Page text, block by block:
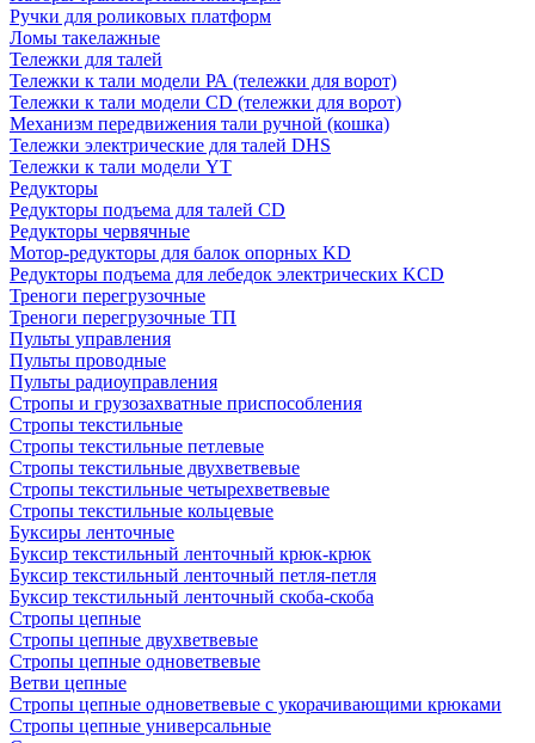
Ручки для роликовых платформ
Ломы такелажные
Тележки для талей
Тележки к тали модели РА (тележки для ворот)
Тележки к тали модели CD (тележки для ворот)
Механизм передвижения тали ручной (кошка)
Тележки электрические для талей DHS
Тележки к тали модели YT
Редукторы
Редукторы подъема для талей CD
Редукторы червячные
Мотор-редукторы для балок опорных KD
Редукторы подъема для лебедок электрических KCD
Треноги перегрузочные
Треноги перегрузочные ТП
Пульты управления
Пульты проводные
Пульты радиоуправления
Стропы и грузозахватные приспособления
Стропы текстильные
Стропы текстильные петлевые
Стропы текстильные двухветвевые
Стропы текстильные четырехветвевые
Стропы текстильные кольцевые
Буксиры ленточные
Буксир текстильный ленточный крюк-крюк
Буксир текстильный ленточный петля-петля
Буксир текстильный ленточный скоба-скоба
Стропы цепные
Стропы цепные двухветвевые
Стропы цепные одноветвевые
Ветви цепные
Стропы цепные одноветвевые с укорачивающими крюками
Стропы цепные универсальные